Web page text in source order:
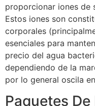
proporcionar iones de
Estos iones son
corporales
esenciales para
precio del agua
dependiendo de la
por lo general oscila
Paquetes